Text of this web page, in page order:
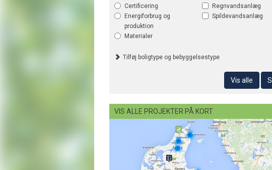
Regnvandsanlæg
Spildevandsanlæg
Certificering
Energiforbrug og
produktion
Materialer
Tilføj boligtype og bebyggelsestype
Vis alle
VIS ALLE PROJEKTER PÅ KORT